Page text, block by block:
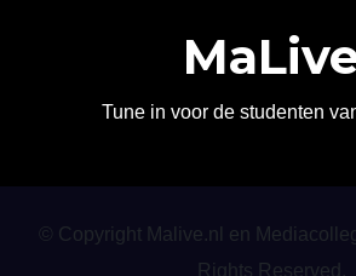
Tune in voor de studenten
© Copyright Malive.nl en
Rights Reserved.